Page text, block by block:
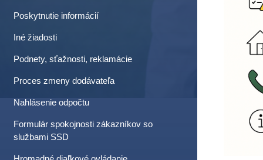
Poskytnutie informácií
Iné žiadosti
Podnety, sťažnosti, reklamácie
Proces zmeny dodávateľa
Nahlásenie odpočtu
Formulár spokojnosti zákazníkov so
službami SSD